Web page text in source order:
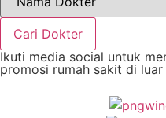
Cari Dokter
Ikuti media social untuk
promosi rumah sakit di luar